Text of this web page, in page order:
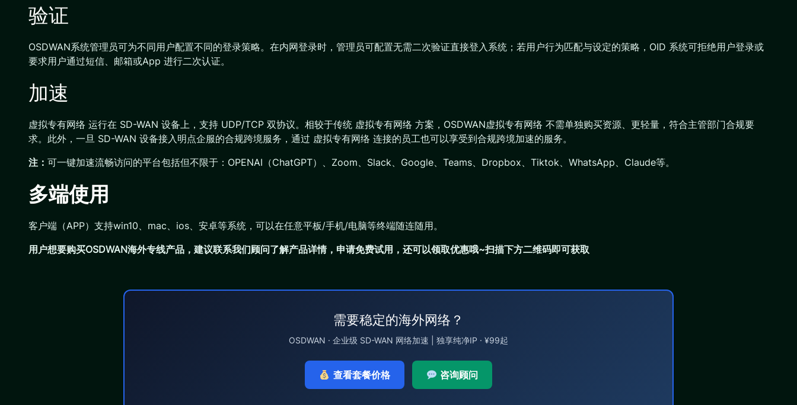
验证
OSDWAN系统管理员可为不同用户配置不同的登录策略。在内网登录时，管理员可配置无需二次验证直接登入系统；若用户行为匹配与设定的策略，OID 系统可拒绝用户登录或
要求用户通过短信、邮箱或App 进行二次认证。
加速
虚拟专有网络 运行在 SD-WAN 设备上，支持 UDP/TCP 双协议。相较于传统 虚拟专有网络 方案，OSDWAN虚拟专有网络 不需单独购买资源、更轻量，符合主管部门合规要
求。此外，一旦 SD-WAN 设备接入明点企服的合规跨境服务，通过 虚拟专有网络 连接的员工也可以享受到合规跨境加速的服务。
注： 可一键加速流畅访问的平台包括但不限于：OPENAI（ChatGPT）、Zoom、Slack、Google、Teams、Dropbox、Tiktok、WhatsApp、Claude等。
多端使用
客户端（APP）支持win10、mac、ios、安卓等系统，可以在任意平板/手机/电脑等终端随连随用。
用户想要购买OSDWAN海外专线产品 ，建议联系我们顾问了解产品详情，申请免费试用，还可以领取优惠哦~扫描下方二维码即可获取
需要稳定的海外网络？
OSDWAN · 企业级 SD-WAN 网络加速 | 独享纯净IP · ¥99起
查看套餐价格 咨询顾问